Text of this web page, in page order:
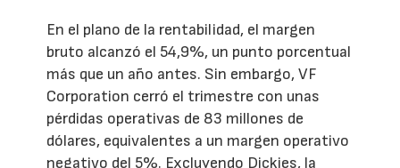
En el plano de la rentabilidad, el margen
bruto alcanzó el 54,9%, un punto porcentual
más que un año antes. Sin embargo, VF
Corporation cerró el trimestre con unas
pérdidas operativas de 83 millones de
dólares, equivalentes a un margen operativo
negativo del 5%. Excluyendo Dickies, la